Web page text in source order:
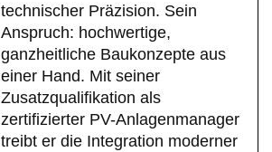
technischer Präzision. Sein
Anspruch: hochwertige,
ganzheitliche Baukonzepte aus
einer Hand. Mit seiner
Zusatzqualifikation als
zertifizierter PV-Anlagenmanager
treibt er die Integration moderner